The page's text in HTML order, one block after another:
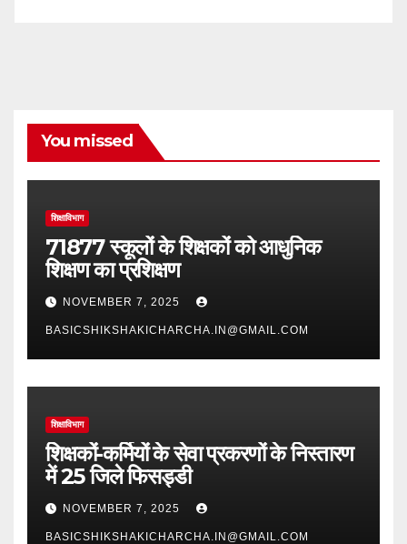
You missed
शिक्षाविभाग
71877 स्कूलों के शिक्षकों को आधुनिक
शिक्षण का प्रशिक्षण
NOVEMBER 7, 2025
BASICSHIKSHAKICHARCHA.IN@GMAIL.COM
शिक्षाविभाग
शिक्षकों-कर्मियों के सेवा प्रकरणों के निस्तारण
में 25 जिले फिसड्डी
NOVEMBER 7, 2025
BASICSHIKSHAKICHARCHA.IN@GMAIL.COM